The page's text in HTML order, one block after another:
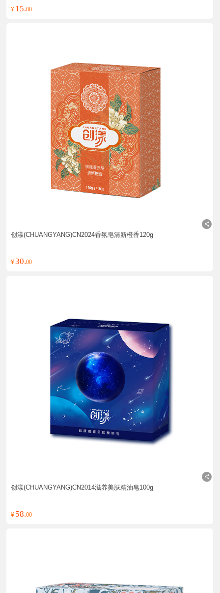
¥ 15.00
创漾(CHUANGYANG)CN2024香氛皂清新橙香120g
¥30.00
创漾(CHUANGYANG)CN2014滋养美肤精油皂100g
¥ 58.00